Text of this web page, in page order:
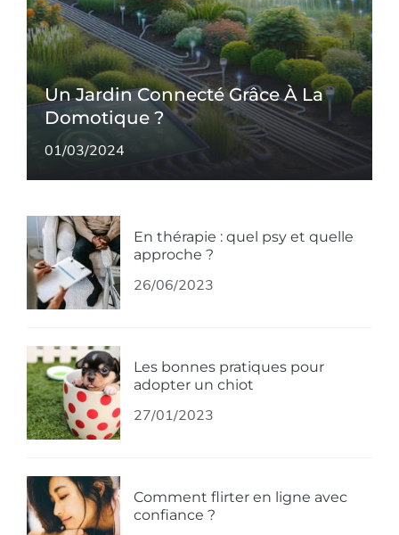
Un Jardin Connecté Grâce À La
Domotique ?
01/03/2024
En thérapie : quel psy et quelle
approche ?
26/06/2023
Les bonnes pratiques pour
adopter un chiot
27/01/2023
Comment flirter en ligne avec
confiance ?